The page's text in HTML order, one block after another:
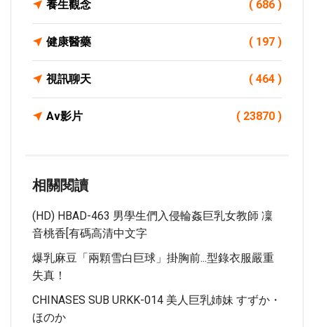
養生觀念 ( 686 )
健康醫藥 ( 197 )
視訊聊天 ( 464 )
Av影片 ( 23870 )
相關閱讀
(HD) HBAD-463 男學生們入侵輪姦巨乳女教師 凜
音桃香[有碼高清中文字
爆乳麻豆「兩顆雪白巨球」掛胸前...型錄衣服嚴重
失真！
CHINASES SUB URKK-014 美人巨乳姉妹 すずか・
ほのか